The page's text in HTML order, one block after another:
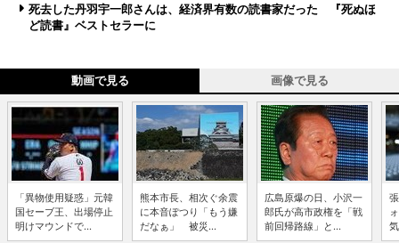
死去した丹羽宇一郎さんは、経済界有数の読書家だった 『死ぬほ
ど読書』ベストセラーに
動画で見る 画像で見る
「異物使用疑惑」元韓
国セーブ王、出場停止
明けマウンドで...
熊本市長、相次ぐ余震
に本音ぽつり「もう嫌
だなぁ」 被災...
広島原爆の日、小沢一
郎氏が高市政権を「戦
前回帰路線」と...